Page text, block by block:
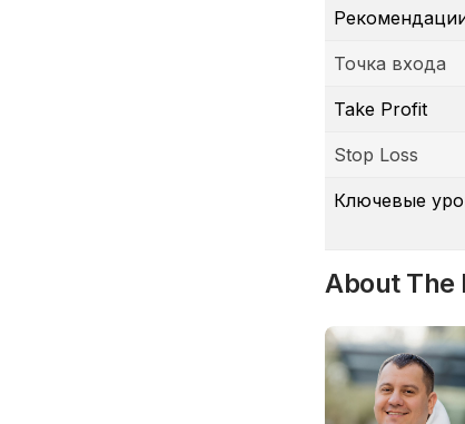
Точка входа
Take Profit
Stop Loss
Ключевые
About The